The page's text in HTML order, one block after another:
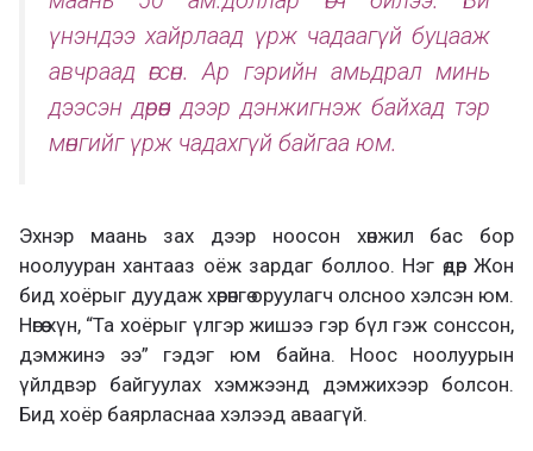
үнэндээ хайрлаад үрж чадаагүй буцааж
авчраад өгсөн. Ар гэрийн амьдрал минь
дээсэн дөрөөн дээр дэнжигнэж байхад тэр
мөнгийг үрж чадахгүй байгаа юм.
Эхнэр маань зах дээр ноосон хөнжил бас бор
ноолууран хантааз оёж зардаг боллоо. Нэг өдөр Жон
бид хоёрыг дуудаж хөрөнгө оруулагч олсноо хэлсэн юм.
Нөгөө хүн, “Та хоёрыг үлгэр жишээ гэр бүл гэж сонссон,
дэмжинэ ээ” гэдэг юм байна. Ноос ноолуурын
үйлдвэр байгуулах хэмжээнд дэмжихээр болсон.
Бид хоёр баярласнаа хэлээд аваагүй.